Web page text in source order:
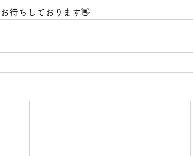
待ちしております👋